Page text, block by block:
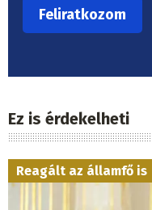
Ez is érdekelheti
Reagált az államfő is